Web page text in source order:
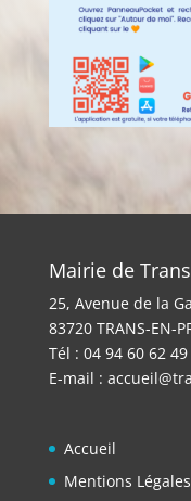
Mairie de
25, Avenue de la
83720 TRANS-EN-
Tél : 04 94 60 62 49
E-mail :
Accueil
Mentions Légales